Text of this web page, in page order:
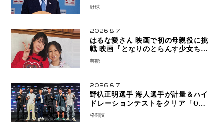
ならではの“魅せる興行”に世界が注目
野球
2026.8.7
はるな愛さん 映画で初の母親役に挑
戦 映画『となりのとらんす少女ちゃ
ん』11月7日公開 未来の自分との対話
芸能
2026.8.7
野杁正明選手 海人選手が計量＆ハイ
ドレーションテストをクリア「ONE
SAMURAI 2」決戦へ万全の準備整う
格闘技